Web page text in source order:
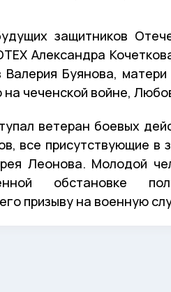
защитников
Александра
Валерия Буянова,
на чеченской войне,
ветеран боевых
все присутствующие в
Леонова. Молодой
обстановке
призыву на военную